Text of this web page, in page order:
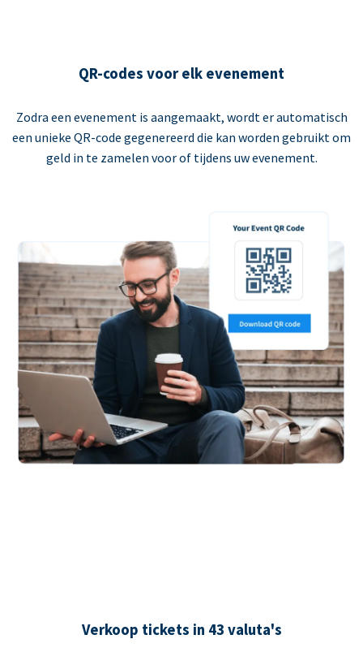
QR-codes voor elk evenement
Zodra een evenement is aangemaakt, wordt er automatisch
een unieke QR-code gegenereerd die kan worden gebruikt om
geld in te zamelen voor of tijdens uw evenement.
Verkoop tickets in 43 valuta's